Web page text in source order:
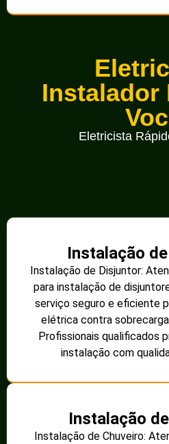
Instalador
Eletricista
Instalação
Instalação de Disjuntor:
para instalação de
serviço seguro e eficiente
elétrica contra
Profissionais qualificados
instalação com
Instalação
Instalação de Chuveiro: